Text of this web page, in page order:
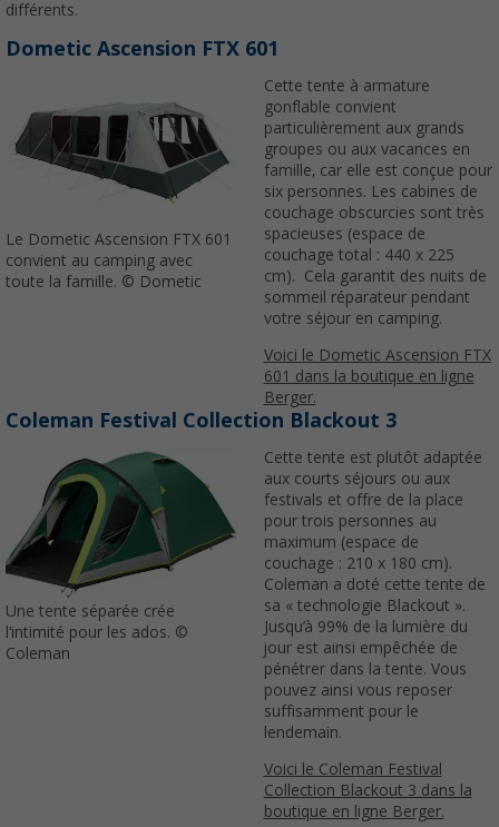
différents.
Dometic Ascension FTX 601
Le Dometic Ascension FTX 601
convient au camping avec
toute la famille. © Dometic
Cette tente à armature
gonflable convient
particulièrement aux grands
groupes ou aux vacances en
famille, car elle est conçue pour
six personnes. Les cabines de
couchage obscurcies sont très
spacieuses (espace de
couchage total : 440 x 225
cm). Cela garantit des nuits de
sommeil réparateur pendant
votre séjour en camping.
Voici le Dometic Ascension FTX
601 dans la boutique en ligne
Berger.
Coleman Festival Collection Blackout 3
Une tente séparée crée
l‘intimité pour les ados. ©
Coleman
Cette tente est plutôt adaptée
aux courts séjours ou aux
festivals et offre de la place
pour trois personnes au
maximum (espace de
couchage : 210 x 180 cm).
Coleman a doté cette tente de
sa « technologie Blackout ».
Jusqu’à 99% de la lumière du
jour est ainsi empêchée de
pénétrer dans la tente. Vous
pouvez ainsi vous reposer
suffisamment pour le
lendemain.
Voici le Coleman Festival
Collection Blackout 3 dans la
boutique en ligne Berger.